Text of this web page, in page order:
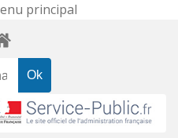
principal